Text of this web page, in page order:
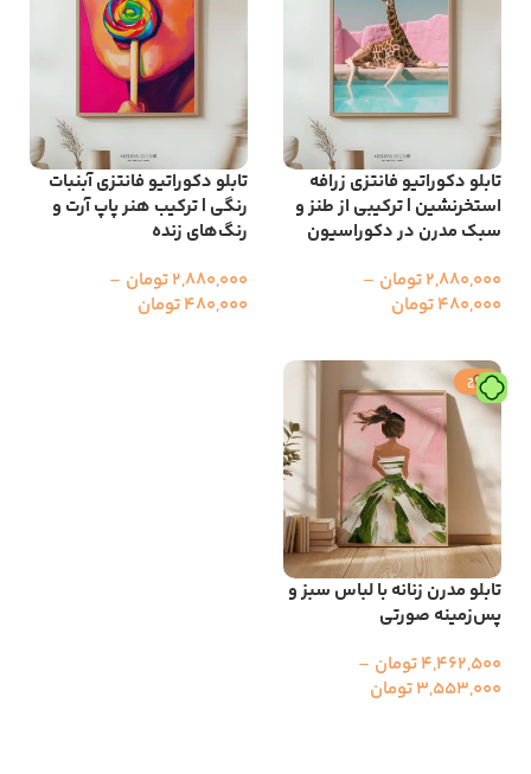
تابلو دکوراتیو فانتزی زرافه
استخرنشین | ترکیبی از طنز و
سبک مدرن در دکوراسیون
2,880,000تومان –
480,000تومان
تابلو دکوراتیو فانتزی آبنبات
رنگی | ترکیب هنر پاپ آرت و
رنگ‌های زنده
2,880,000تومان –
480,000تومان
حراج
تابلو مدرن زنانه با لباس سبز و
پس‌زمینه صورتی
4,462,500تومان –
3,553,000تومان